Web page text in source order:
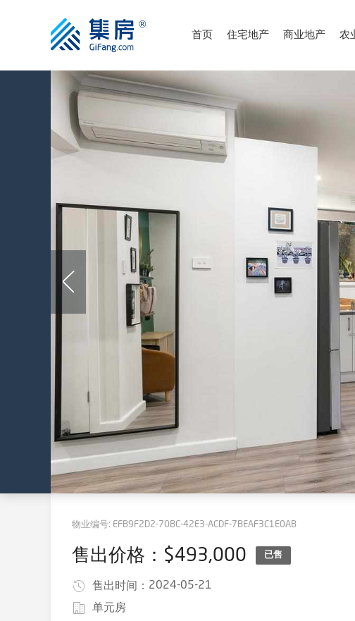
首页 住宅地产 商业地产 农
物业编号: EFB9F2D2-70BC-42E3-ACDF-7BEAF3C1E0AB
售出价格：$493,000 已售
售出时间： 2024-05-21
单元房